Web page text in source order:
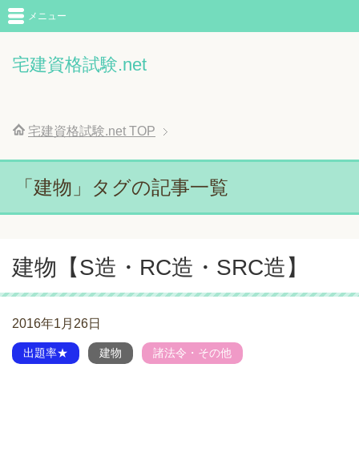
宅建資格試験.net
メニュー
宅建資格試験.net TOP
「建物」タグの記事一覧
建物【S造・RC造・SRC造】
2016年1月26日
出題率★ 建物 諸法令・その他